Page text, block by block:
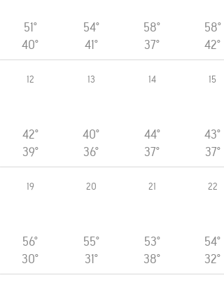
51°
40°
54°
41°
58°
37°
58°
42°
12
42°
39°
13
40°
36°
14
44°
37°
15
43°
37°
19
56°
30°
20
55°
31°
21
53°
38°
22
54°
32°